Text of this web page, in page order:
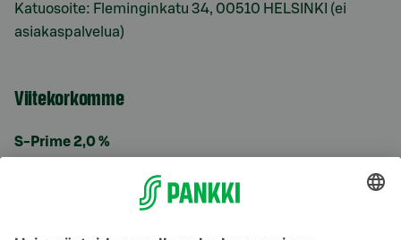
Katuosoite: Fleminginkatu 34, 00510 HELSINKI (ei
asiakaspalvelua)
Viitekorkomme
S-Prime 2,0 %